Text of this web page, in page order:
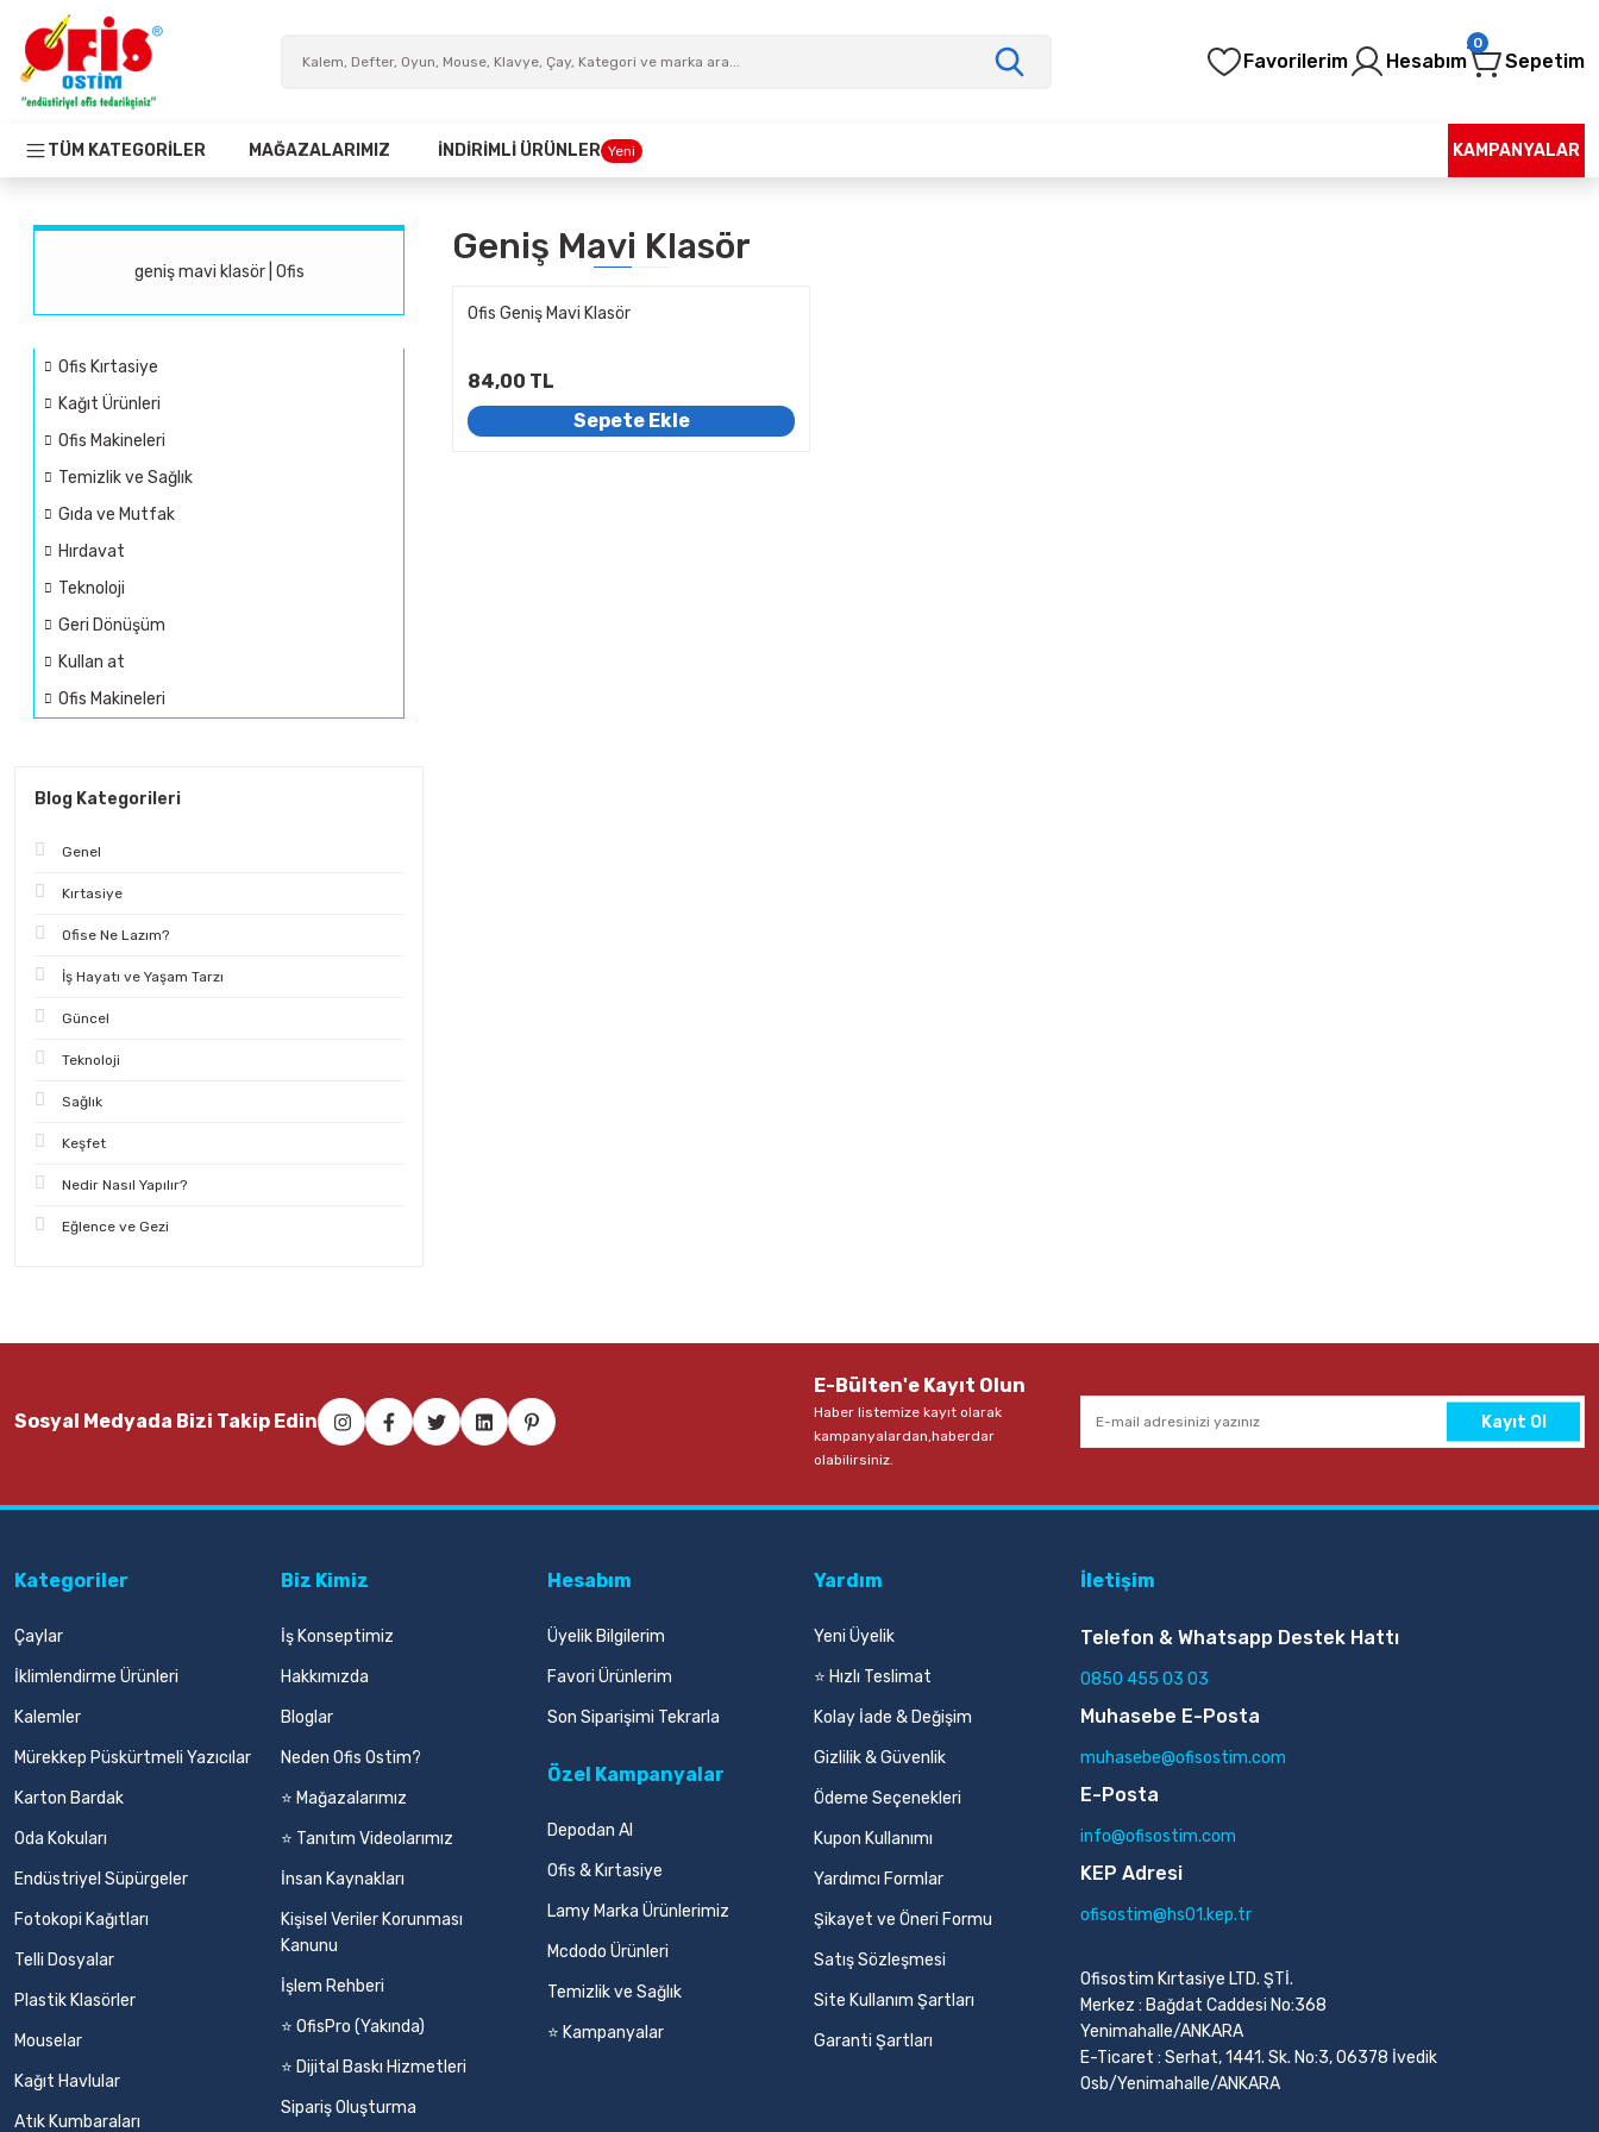
Favorilerim Hesabım Sepetim
0
TÜM KATEGORİLER MAĞAZALARIMIZ İNDİRİMLİ ÜRÜNLER Yeni KAMPANYALAR
geniş mavi klasör | Ofis
Ofis Kırtasiye
Kağıt Ürünleri
Ofis Makineleri
Temizlik ve Sağlık
Gıda ve Mutfak
Hırdavat
Teknoloji
Geri Dönüşüm
Kullan at
Ofis Makineleri
Blog Kategorileri
Genel
Kırtasiye
Ofise Ne Lazım?
İş Hayatı ve Yaşam Tarzı
Güncel
Teknoloji
Sağlık
Keşfet
Nedir Nasıl Yapılır?
Eğlence ve Gezi
Geniş Mavi Klasör
Ofis Geniş Mavi Klasör
84,00 TL
Sepete Ekle
Sosyal Medyada Bizi Takip Edin
E-Bülten'e Kayıt Olun
Haber listemize kayıt olarak
kampanyalardan,haberdar
olabilirsiniz.
Kayıt Ol
Kategoriler
Çaylar
İklimlendirme Ürünleri
Kalemler
Mürekkep Püskürtmeli Yazıcılar
Karton Bardak
Oda Kokuları
Endüstriyel Süpürgeler
Fotokopi Kağıtları
Telli Dosyalar
Plastik Klasörler
Mouselar
Kağıt Havlular
Atık Kumbaraları
Biz Kimiz
İş Konseptimiz
Hakkımızda
Bloglar
Neden Ofis Ostim?
⭐ Mağazalarımız
⭐ Tanıtım Videolarımız
İnsan Kaynakları
Kişisel Veriler Korunması
Kanunu
İşlem Rehberi
⭐ OfisPro (Yakında)
⭐ Dijital Baskı Hizmetleri
Sipariş Oluşturma
Hesabım
Üyelik Bilgilerim
Favori Ürünlerim
Son Siparişimi Tekrarla
Özel Kampanyalar
Depodan Al
Ofis & Kırtasiye
Lamy Marka Ürünlerimiz
Mcdodo Ürünleri
Temizlik ve Sağlık
⭐ Kampanyalar
Yardım
Yeni Üyelik
⭐ Hızlı Teslimat
Kolay İade & Değişim
Gizlilik & Güvenlik
Ödeme Seçenekleri
Kupon Kullanımı
Yardımcı Formlar
Şikayet ve Öneri Formu
Satış Sözleşmesi
Site Kullanım Şartları
Garanti Şartları
İletişim
Telefon & Whatsapp Destek Hattı
0850 455 03 03
Muhasebe E-Posta
muhasebe@ofisostim.com
E-Posta
info@ofisostim.com
KEP Adresi
ofisostim@hs01.kep.tr
Ofisostim Kırtasiye LTD. ŞTİ.
Merkez : Bağdat Caddesi No:368
Yenimahalle/ANKARA
E-Ticaret : Serhat, 1441. Sk. No:3, 06378 İvedik
Osb/Yenimahalle/ANKARA